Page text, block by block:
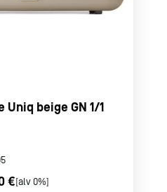
Uniq beige GN 1/1
€[alv 0%]